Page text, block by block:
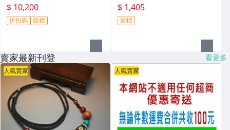
$ 10,200
折扣碼 競標
$ 1,405
競標
賣家最新刊登 看更多
人氣賣家 人氣賣家